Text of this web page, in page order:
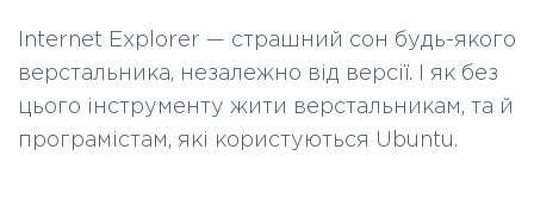
Internet Explorer — страшний сон будь-якого
верстальника, незалежно від версії. І як без
цього інструменту жити верстальникам, та й
програмістам, які користуються Ubuntu.